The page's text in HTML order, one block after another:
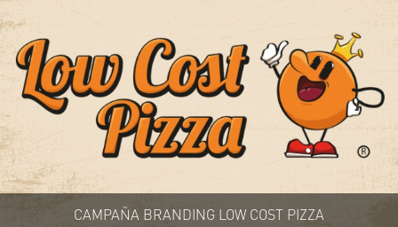
CAMPAÑA BRANDING LOW COST PIZZA